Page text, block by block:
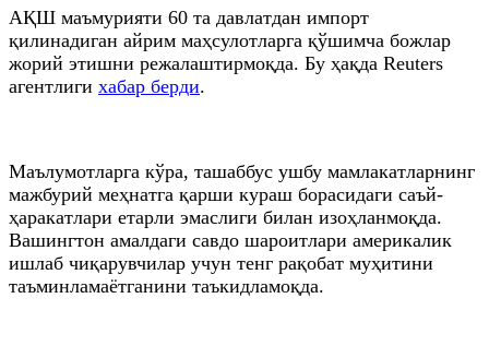
АҚШ маъмурияти 60 та давлатдан импорт
қилинадиган айрим маҳсулотларга қўшимча божлар
жорий этишни режалаштирмоқда. Бу ҳақда Reuters
агентлиги хабар берди.
Маълумотларга кўра, ташаббус ушбу мамлакатларнинг
мажбурий меҳнатга қарши кураш борасидаги саъй-
ҳаракатлари етарли эмаслиги билан изоҳланмоқда.
Вашингтон амалдаги савдо шароитлари америкалик
ишлаб чиқарувчилар учун тенг рақобат муҳитини
таъминламаётганини таъкидламоқда.